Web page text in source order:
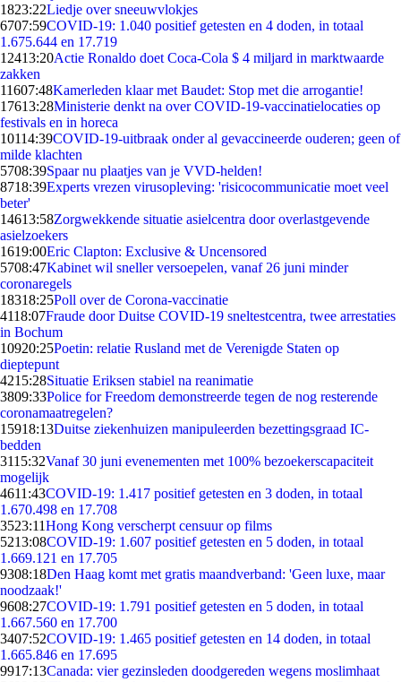
1823:22Liedje over sneeuwvlokjes
6707:59COVID-19: 1.040 positief getesten en 4 doden, in totaal
1.675.644 en 17.719
12413:20Actie Ronaldo doet Coca-Cola $ 4 miljard in marktwaarde
zakken
11607:48Kamerleden klaar met Baudet: Stop met die arrogantie!
17613:28Ministerie denkt na over COVID-19-vaccinatielocaties op
festivals en in horeca
10114:39COVID-19-uitbraak onder al gevaccineerde ouderen; geen of
milde klachten
5708:39Spaar nu plaatjes van je VVD-helden!
8718:39Experts vrezen virusopleving: 'risicocommunicatie moet veel
beter'
14613:58Zorgwekkende situatie asielcentra door overlastgevende
asielzoekers
1619:00Eric Clapton: Exclusive & Uncensored
5708:47Kabinet wil sneller versoepelen, vanaf 26 juni minder
coronaregels
18318:25Poll over de Corona-vaccinatie
4118:07Fraude door Duitse COVID-19 sneltestcentra, twee arrestaties
in Bochum
10920:25Poetin: relatie Rusland met de Verenigde Staten op
dieptepunt
4215:28Situatie Eriksen stabiel na reanimatie
3809:33Police for Freedom demonstreerde tegen de nog resterende
coronamaatregelen?
15918:13Duitse ziekenhuizen manipuleerden bezettingsgraad IC-
bedden
3115:32Vanaf 30 juni evenementen met 100% bezoekerscapaciteit
mogelijk
4611:43COVID-19: 1.417 positief getesten en 3 doden, in totaal
1.670.498 en 17.708
3523:11Hong Kong verscherpt censuur op films
5213:08COVID-19: 1.607 positief getesten en 5 doden, in totaal
1.669.121 en 17.705
9308:18Den Haag komt met gratis maandverband: 'Geen luxe, maar
noodzaak!'
9608:27COVID-19: 1.791 positief getesten en 5 doden, in totaal
1.667.560 en 17.700
3407:52COVID-19: 1.465 positief getesten en 14 doden, in totaal
1.665.846 en 17.695
9917:13Canada: vier gezinsleden doodgereden wegens moslimhaat